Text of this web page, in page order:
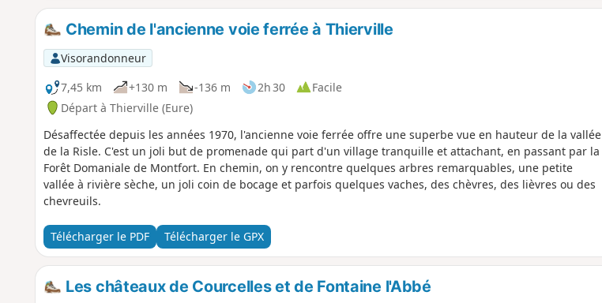
Chemin de l'ancienne voie ferrée à Thierville
Visorandonneur
7,45 km
+130 m -136 m 2h 30
Facile
Départ à Thierville (Eure)
Désaffectée depuis les années 1970, l'ancienne voie ferrée offre une superbe vue en hauteur de la vallée
de la Risle. C'est un joli but de promenade qui part d'un village tranquille et attachant, en passant par la
Forêt Domaniale de Montfort. En chemin, on y rencontre quelques arbres remarquables, une petite
vallée à rivière sèche, un joli coin de bocage et parfois quelques vaches, des chèvres, des lièvres ou des
chevreuils.
Télécharger le PDF Télécharger le GPX
Les châteaux de Courcelles et de Fontaine l'Abbé